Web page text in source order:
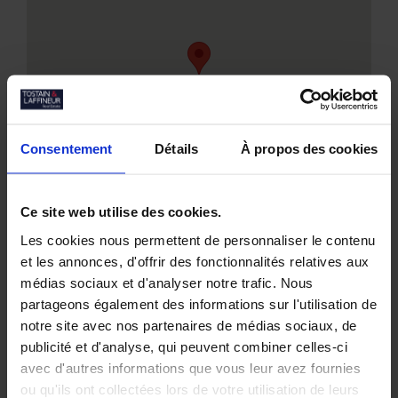
Consentement Détails À propos des cookies
Ce site web utilise des cookies.
Les cookies nous permettent de personnaliser le contenu
et les annonces, d'offrir des fonctionnalités relatives aux
médias sociaux et d'analyser notre trafic. Nous
partageons également des informations sur l'utilisation de
notre site avec nos partenaires de médias sociaux, de
publicité et d'analyse, qui peuvent combiner celles-ci
avec d'autres informations que vous leur avez fournies
ou qu'ils ont collectées lors de votre utilisation de leurs
Nos biens similaires